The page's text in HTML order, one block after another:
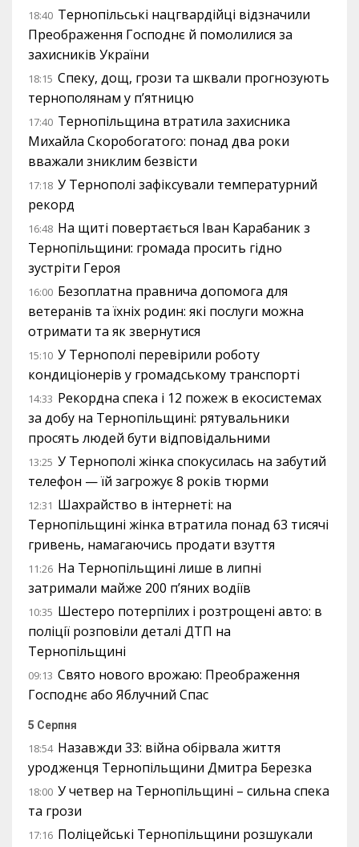
18:40 Тернопільські нацгвардійці відзначили
Преображення Господнє й помолилися за
захисників України
18:15 Спеку, дощ, грози та шквали прогнозують
тернополянам у п’ятницю
17:40 Тернопільщина втратила захисника
Михайла Скоробогатого: понад два роки
вважали зниклим безвісти
17:18 У Тернополі зафіксували температурний
рекорд
16:48 На щиті повертається Іван Карабаник з
Тернопільщини: громада просить гідно
зустріти Героя
16:00 Безоплатна правнича допомога для
ветеранів та їхніх родин: які послуги можна
отримати та як звернутися
15:10 У Тернополі перевірили роботу
кондиціонерів у громадському транспорті
14:33 Рекордна спека і 12 пожеж в екосистемах
за добу на Тернопільщині: рятувальники
просять людей бути відповідальними
13:25 У Тернополі жінка спокусилась на забутий
телефон — їй загрожує 8 років тюрми
12:31 Шахрайство в інтернеті: на
Тернопільщині жінка втратила понад 63 тисячі
гривень, намагаючись продати взуття
11:26 На Тернопільщині лише в липні
затримали майже 200 п’яних водіїв
10:35 Шестеро потерпілих і розтрощені авто: в
поліції розповіли деталі ДТП на
Тернопільщині
09:13 Свято нового врожаю: Преображення
Господнє або Яблучний Спас
5 Серпня
18:54 Назавжди 33: війна обірвала життя
уродженця Тернопільщини Дмитра Березка
18:00 У четвер на Тернопільщині – сильна спека
та грози
17:16 Поліцейські Тернопільщини розшукали